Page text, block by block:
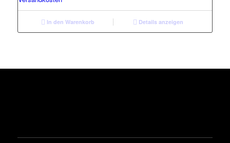
In den Warenkorb Details anzeigen